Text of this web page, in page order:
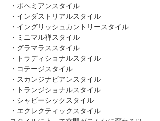
・ボヘミアンスタイル
・インダストリアルスタイル
・イングリッシュカントリースタイル
・ミニマル禅スタイル
・グラマラススタイル
・トラディショナルスタイル
・コテージスタイル
・スカンジナビアンスタイル
・トランジショナルスタイル
・シャビーシックスタイル
・エクレクティックスタイル